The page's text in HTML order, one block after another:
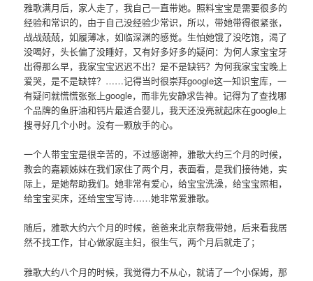
雅歌满月后，家人走了，我自己一直带她。照料宝宝是需要很多的
经验和常识的，由于自己没经验少常识，所以，带她带得很紧张，
战战兢兢，如履薄冰，如临深渊的感觉。生怕她饿了没吃饱，渴了
没喝好，头长偏了没睡好，又有好多好多的疑问：为何人家宝宝牙
出得那么早，我家宝宝迟迟不出？是不是缺钙？为何我家宝宝晚上
爱哭，是不是缺锌？……记得当时很崇拜google这一知识宝库，一
有疑问就慌慌张张上google，而非先安静求告神。记得为了查找哪
个品牌的鱼肝油和钙片最适合婴儿，我天还没亮就起床在google上
搜寻好几个小时。没有一颗放手的心。
一个人带宝宝是很辛苦的，不过感谢神，雅歌大约三个月的时候，
教会的嘉颖姊妹在我们家住了两个月，表面看，是我们接待她，实
际上，是她帮助我们。她非常有爱心，给宝宝洗澡，给宝宝照相，
给宝宝买床，还给宝宝写诗……她非常爱雅歌。
随后，雅歌大约六个月的时候，爸爸来北京帮我带她，后来看我居
然不找工作，甘心做家庭主妇，很生气，两个月后就走了；
雅歌大约八个月的时候，我觉得力不从心，就请了一个小保姆，那